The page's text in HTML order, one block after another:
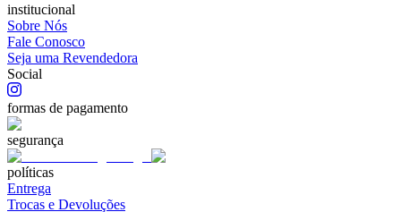
institucional
Sobre Nós
Fale Conosco
Seja uma Revendedora
Social
formas de pagamento
segurança
políticas
Entrega
Trocas e Devoluções